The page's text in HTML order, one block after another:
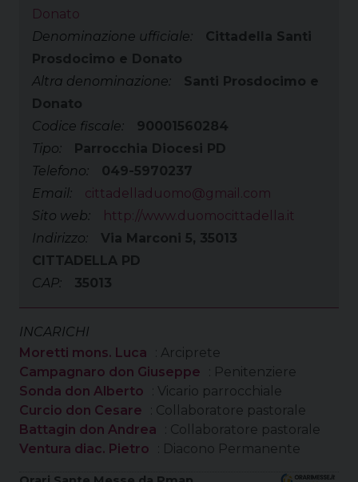
Donato
Denominazione ufficiale:
Cittadella Santi
Prosdocimo e Donato
Altra denominazione:
Santi Prosdocimo e
Donato
Codice fiscale:
90001560284
Tipo:
Parrocchia Diocesi PD
Telefono:
049-5970237
Email:
cittadelladuomo@gmail.com
Sito web:
http://www.duomocittadella.it
Indirizzo:
Via Marconi 5, 35013
CITTADELLA PD
CAP:
35013
INCARICHI
Moretti mons. Luca
: Arciprete
Campagnaro don Giuseppe
: Penitenziere
Sonda don Alberto
: Vicario parrocchiale
Curcio don Cesare
: Collaboratore pastorale
Battagin don Andrea
: Collaboratore pastorale
Ventura diac. Pietro
: Diacono Permanente